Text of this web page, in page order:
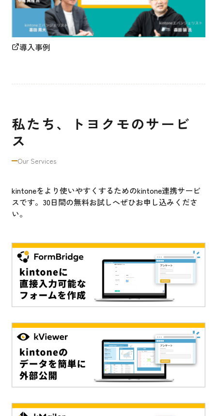
導入事例
私たち、トヨクモのサービ
ス
Our Services
kintoneをより使いやすくするためのkintone連携サービ
スです。30日間の無料お試しへぜひお申し込みくださ
い。